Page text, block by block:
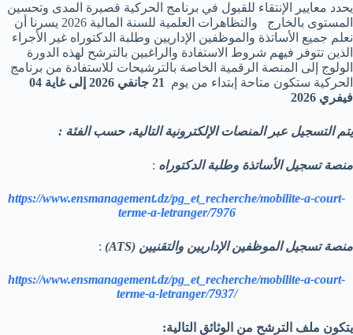
يحدد معايير الإنتقاء للقبول في برنامج الحركية قصيرة المدى وتحسين
المستوى بالخارج والتظاهرات العلمية للسنة المالية 2026 يسرنا أن
نعلم جميع الأساتذة والموظفين الإداريين وطلبة الدكتوراه غير الأجراء
الذين تتوفر فيهم شروط الاستفادة والراغبين بالترشح لهذه الدورة
الولوج إلى المنصة الرقمية الخاصة بالترشيحات للاستفادة من برنامج
الحركية ستكون متاحة إبتداء من يوم
21 جانفي 2026 إلى غاية 04
فيفري 2026
: يتم التسجيل عبر المنصات الإلكترونية التالية، حسب الفئة
: منصة تسجيل الأساتذة وطلبة الدكتوراه
https://www.ensmanagement.dz/pg_et_recherche/mobilite-a-court-
terme-a-letranger/7976
: (ATS) منصة تسجيل الموظفين الإداريين والتقنيين
https://www.ensmanagement.dz/pg_et_recherche/mobilite-a-court-
terme-a-letranger/7937/
يتكون ملف الترشح من الوثائق التالية: